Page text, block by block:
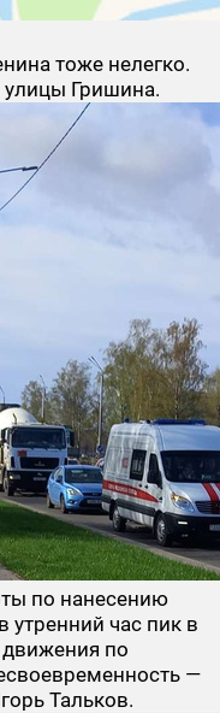
тоже нелегко.
улицы Гришина.
по нанесению
час пик в
по
—
Тальков.